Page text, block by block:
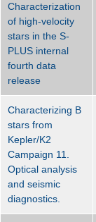
Characterization
of high-velocity
stars in the S-
PLUS internal
fourth data
release
Characterizing B
stars from
Kepler/K2
Campaign 11.
Optical analysis
and seismic
diagnostics.